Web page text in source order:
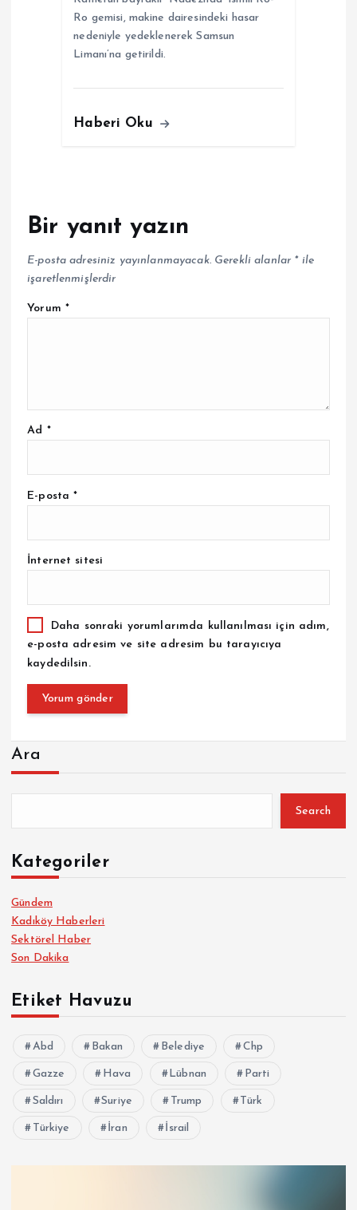
Ro gemisi, makine dairesindeki hasar
nedeniyle yedeklenerek Samsun
Limanı’na getirildi.
Haberi Oku
Bir yanıt yazın
E-posta adresiniz yayınlanmayacak. Gerekli alanlar *ile
işaretlenmişlerdir
Yorum *
Ad *
E-posta*
İnternet sitesi
Daha sonraki yorumlarımda kullanılması için adım,
e-posta adresim ve site adresim bu tarayıcıya
kaydedilsin.
Ara
Search
Kategoriler
Gündem
Kadıköy Haberleri
Sektörel Haber
Son Dakika
Etiket Havuzu
Abd Bakan Belediye Chp
Gazze Hava Lübnan Parti
Saldırı Suriye Trump Türk
Türkiye İran İsrail